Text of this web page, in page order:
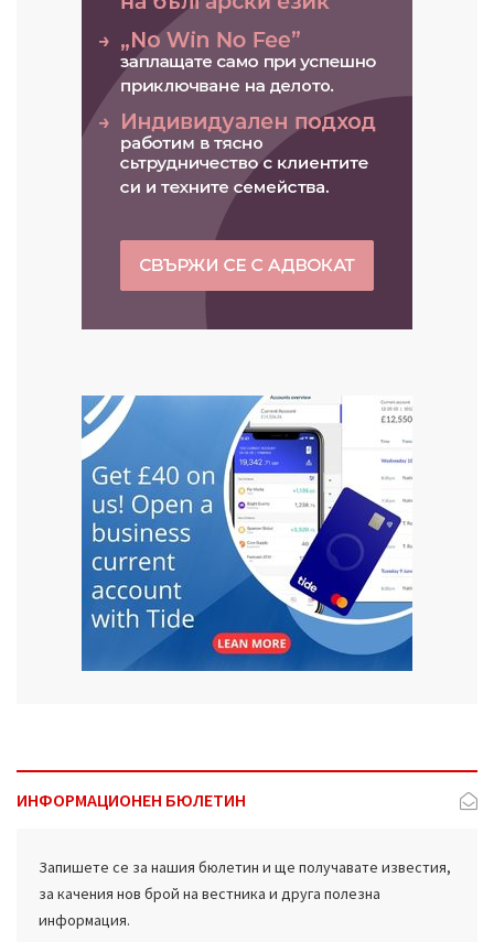
ИНФОРМАЦИОНЕН БЮЛЕТИН
Запишете се за нашия бюлетин и ще получавате известия,
за качения нов брой на вестника и друга полезна
информация.